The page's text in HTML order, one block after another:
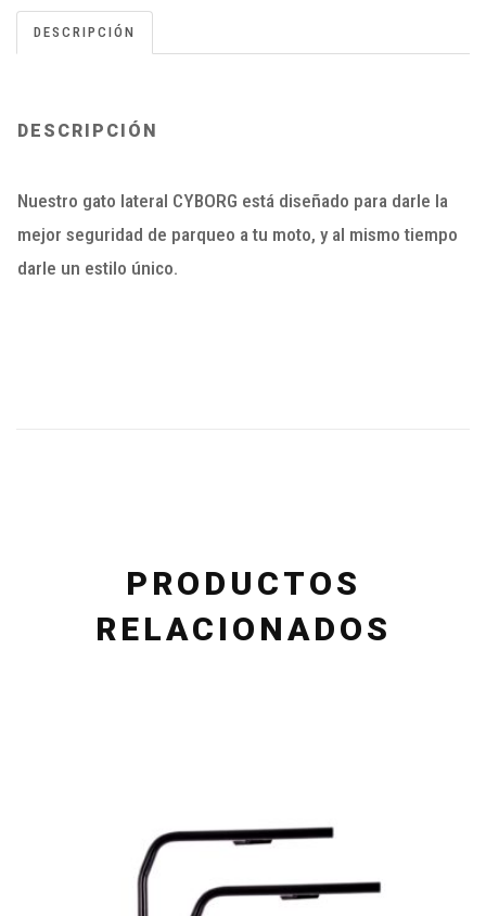
DESCRIPCIÓN
DESCRIPCIÓN
Nuestro gato lateral CYBORG está diseñado para darle la
mejor seguridad de parqueo a tu moto, y al mismo tiempo
darle un estilo único.
PRODUCTOS
RELACIONADOS